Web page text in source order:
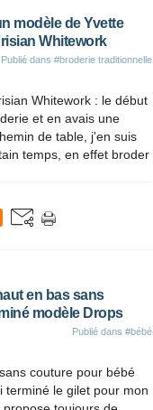
modèle de Yvette
Whitework
Publié dans #broderie traditionnelle
Whitework : le début
et en avais une
de table, j'en suis
temps, en effet broder
en bas sans
modèle Drops
Publié dans #bébé
couture pour bébé
terminé le gilet pour mon